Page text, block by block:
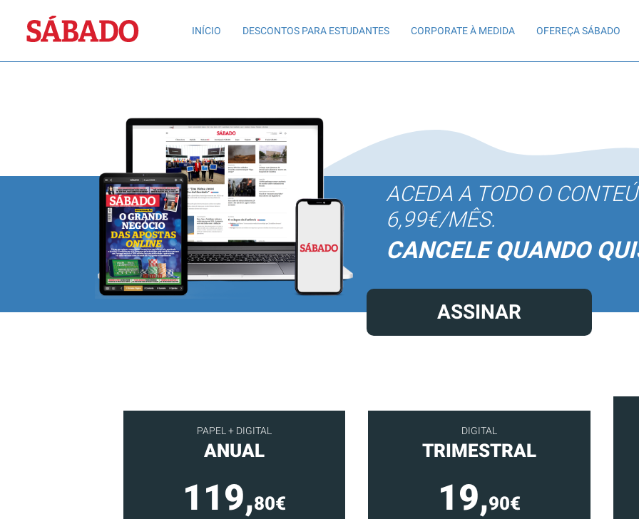
Sábado
INÍCIO DESCONTOS PARA ESTUDANTES CORPORATE À MEDIDA OFEREÇA SÁBADO
ACEDA A TODO O
6,99€/MÊS.
CANCELE QUANDO
ASSINAR
PAPEL + DIGITAL
ANUAL
119,80€
DIGITAL
TRIMESTRAL
19,90€